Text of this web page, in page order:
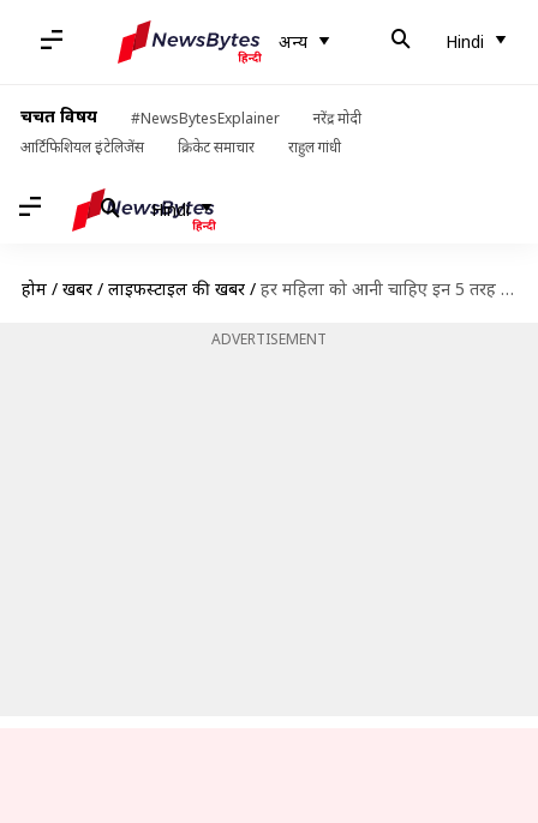
अन्य Hindi
चर्चित विषय #NewsBytesExplainer
नरेंद्र मोदी
आर्टिफिशियल इंटेलिजेंस
क्रिकेट समाचार राहुल गांधी
Hindi
होम / खबरें / लाइफस्टाइल की खबरें / हर महिला को आनी चाहिए इन 5 तरह की साड़ी पहनने की कला, लगेंगी बेहद खूबसूरत
ADVERTISEMENT